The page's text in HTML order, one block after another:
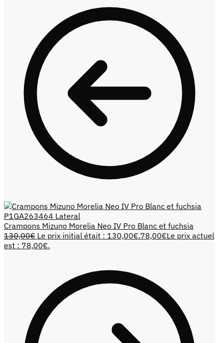
Crampons Mizuno Morelia Neo IV Pro Blanc et fuchsia
130,00€ Le prix initial était : 130,00€.78,00€Le prix actuel
est : 78,00€.